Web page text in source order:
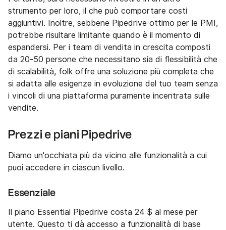
strumento per loro, il che può comportare costi
aggiuntivi. Inoltre, sebbene Pipedrive ottimo per le PMI,
potrebbe risultare limitante quando è il momento di
espandersi. Per i team di vendita in crescita composti
da 20-50 persone che necessitano sia di flessibilità che
di scalabilità, folk offre una soluzione più completa che
si adatta alle esigenze in evoluzione del tuo team senza
i vincoli di una piattaforma puramente incentrata sulle
vendite.
Prezzi e piani Pipedrive
Diamo un'occhiata più da vicino alle funzionalità a cui
puoi accedere in ciascun livello.
Essenziale
Il piano Essential Pipedrive costa 24 $ al mese per
utente. Questo ti dà accesso a funzionalità di base